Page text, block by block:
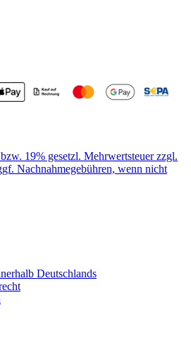
19% gesetzl. Mehrwertsteuer zzgl.
Nachnahmegebühren, wenn nicht
Deutschlands